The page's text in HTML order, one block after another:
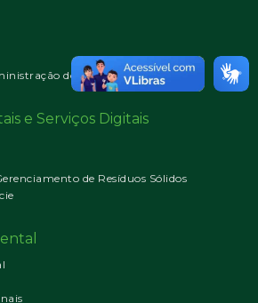
do IMA
e Serviços Digitais
de Resíduos Sólidos